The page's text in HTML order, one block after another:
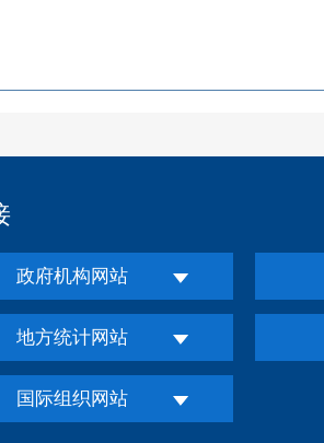
政府机构网站
地方统计网站
国际组织网站